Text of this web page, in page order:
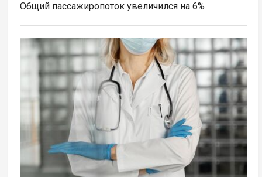
Общий пассажиропоток увеличился на 6%